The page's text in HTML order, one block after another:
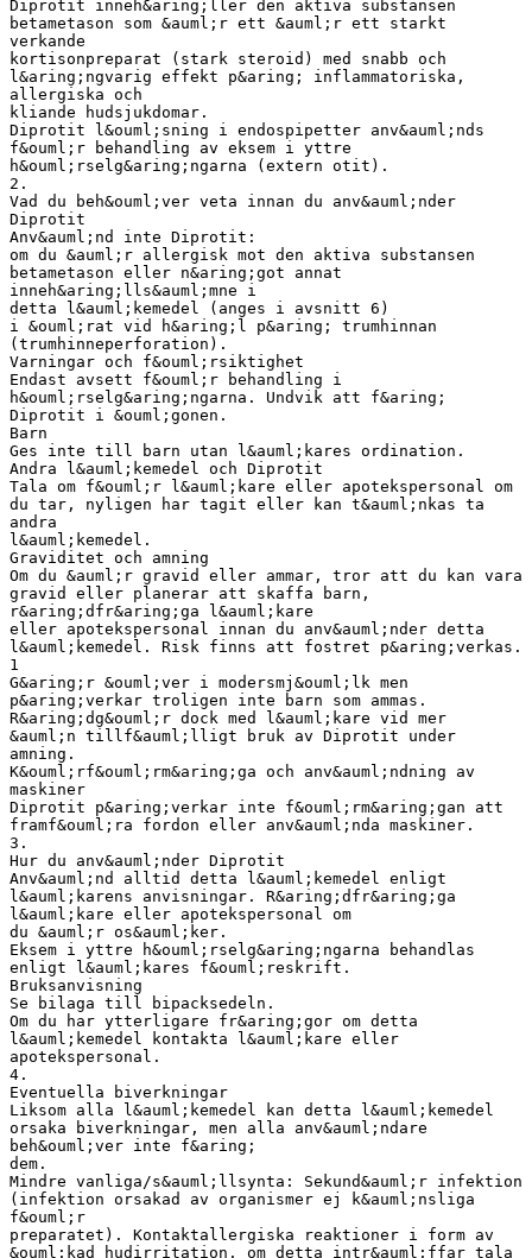
Diprotit inneh&aring;ller den aktiva substansen
betametason som &auml;r ett &auml;r ett starkt
verkande
kortisonpreparat (stark steroid) med snabb och
l&aring;ngvarig effekt p&aring; inflammatoriska,
allergiska och
kliande hudsjukdomar.
Diprotit l&ouml;sning i endospipetter anv&auml;nds
f&ouml;r behandling av eksem i yttre
h&ouml;rselg&aring;ngarna (extern otit).
2.
Vad du beh&ouml;ver veta innan du anv&auml;nder
Diprotit
Anv&auml;nd inte Diprotit:
om du &auml;r allergisk mot den aktiva substansen
betametason eller n&aring;got annat
inneh&aring;lls&auml;mne i
detta l&auml;kemedel (anges i avsnitt 6)
i &ouml;rat vid h&aring;l p&aring; trumhinnan
(trumhinneperforation).
Varningar och f&ouml;rsiktighet
Endast avsett f&ouml;r behandling i
h&ouml;rselg&aring;ngarna. Undvik att f&aring;
Diprotit i &ouml;gonen.
Barn
Ges inte till barn utan l&auml;kares ordination.
Andra l&auml;kemedel och Diprotit
Tala om f&ouml;r l&auml;kare eller apotekspersonal om
du tar, nyligen har tagit eller kan t&auml;nkas ta
andra
l&auml;kemedel.
Graviditet och amning
Om du &auml;r gravid eller ammar, tror att du kan vara
gravid eller planerar att skaffa barn,
r&aring;dfr&aring;ga l&auml;kare
eller apotekspersonal innan du anv&auml;nder detta
l&auml;kemedel. Risk finns att fostret p&aring;verkas.
1
G&aring;r &ouml;ver i modersmj&ouml;lk men
p&aring;verkar troligen inte barn som ammas.
R&aring;dg&ouml;r dock med l&auml;kare vid mer
&auml;n tillf&auml;lligt bruk av Diprotit under
amning.
K&ouml;rf&ouml;rm&aring;ga och anv&auml;ndning av
maskiner
Diprotit p&aring;verkar inte f&ouml;rm&aring;gan att
framf&ouml;ra fordon eller anv&auml;nda maskiner.
3.
Hur du anv&auml;nder Diprotit
Anv&auml;nd alltid detta l&auml;kemedel enligt
l&auml;karens anvisningar. R&aring;dfr&aring;ga
l&auml;kare eller apotekspersonal om
du &auml;r os&auml;ker.
Eksem i yttre h&ouml;rselg&aring;ngarna behandlas
enligt l&auml;kares f&ouml;reskrift.
Bruksanvisning
Se bilaga till bipacksedeln.
Om du har ytterligare fr&aring;gor om detta
l&auml;kemedel kontakta l&auml;kare eller
apotekspersonal.
4.
Eventuella biverkningar
Liksom alla l&auml;kemedel kan detta l&auml;kemedel
orsaka biverkningar, men alla anv&auml;ndare
beh&ouml;ver inte f&aring;
dem.
Mindre vanliga/s&auml;llsynta: Sekund&auml;r infektion
(infektion orsakad av organismer ej k&auml;nsliga
f&ouml;r
preparatet). Kontaktallergiska reaktioner i form av
&ouml;kad hudirritation, om detta intr&auml;ffar tala